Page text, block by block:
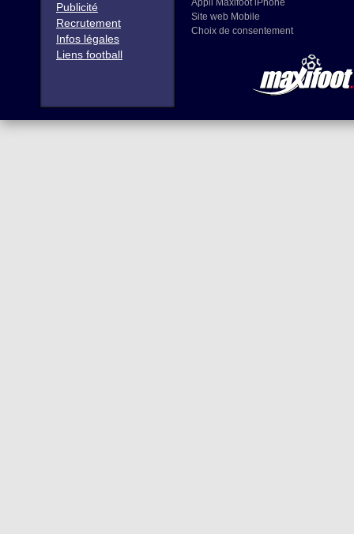
Publicité
Recrutement
Infos légales
Liens football
Appli Maxifoot iPhone
Site web Mobile
Choix de consentement